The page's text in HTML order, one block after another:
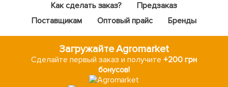
Как сделать заказ?
Предзаказ
Поставщикам
Оптовый прайс Бренды
Загружайте Agromarket
Сделайте первый заказ и получите +200 грн
бонусов!